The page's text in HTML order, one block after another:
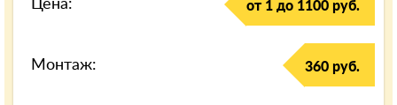
Цена: от 1 до 1100 руб.
Монтаж: 360 руб.